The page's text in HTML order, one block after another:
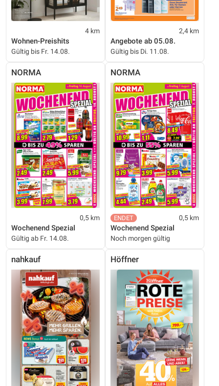
4 km
Wohnen-Preishits
Gültig bis Fr. 14.08.
2,4 km
Angebote ab 05.08.
Gültig bis Di. 11.08.
NORMA
0,5 km
Wochenend Spezial
Gültig ab Fr. 14.08.
NORMA
0,5 km
Wochenend Spezial
Noch morgen gültig
nahkauf Höffner